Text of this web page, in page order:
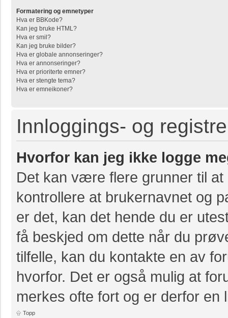
Formatering og emnetyper
Hva er BBKode?
Kan jeg bruke HTML?
Hva er smil?
Kan jeg bruke bilder?
Hva er globale annonseringer?
Hva er annonseringer?
Hva er prioriterte emner?
Hva er stengte tema?
Hva er emneikoner?
Innloggings- og
Hvorfor kan jeg ikke logge
Det kan være flere grunner til
kontrollere at brukernavnet og
er det, kan det hende du er
få beskjed om dette når du
tilfelle, kan du kontakte en av
hvorfor. Det er også mulig at
merkes ofte fort og er derfor en
Topp